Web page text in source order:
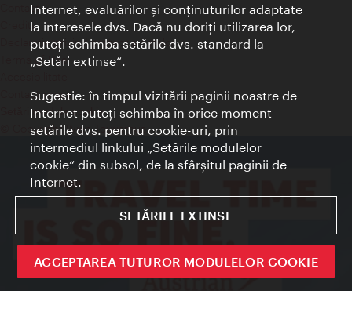
Contact
Credits
Declaraţie privind protecţia datelor
Terms of Use
Contact presa
Setări module cookie
© Copyright Wien Tourismus
Internet, evaluărilor şi conţinuturilor adaptate
la interesele dvs. Dacă nu doriţi utilizarea lor,
puteţi schimba setările dvs. standard la
„Setări extinse“.
Sugestie: în timpul vizitării paginii noastre de
Internet puteţi schimba în orice moment
setările dvs. pentru cookie-uri, prin
intermediul linkului „Setările modulelor
cookie“ din subsol, de la sfârşitul paginii de
Internet.
SETĂRILE EXTINSE
ACCEPTAREA TUTUROR MODULELOR COOKIE